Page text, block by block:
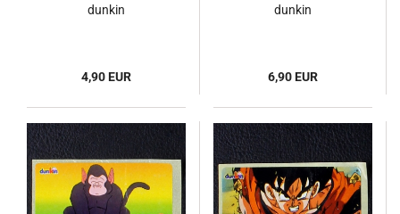
dunkin
4,90 EUR
dunkin
6,90 EUR